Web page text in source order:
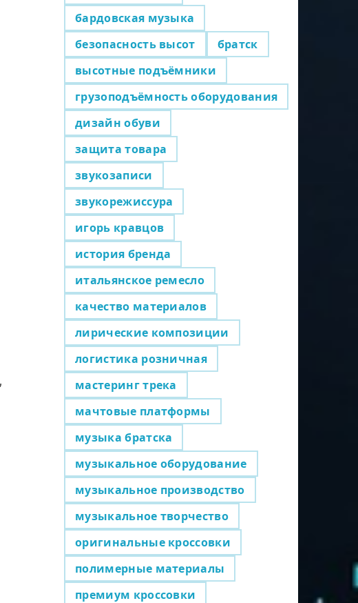
бардовская музыка
безопасность высот
братск
высотные подъёмники
грузоподъёмность оборудования
дизайн обуви
защита товара
звукозаписи
звукорежиссура
игорь кравцов
история бренда
итальянское ремесло
качество материалов
лирические композиции
логистика розничная
мастеринг трека
мачтовые платформы
музыка братска
музыкальное оборудование
музыкальное производство
музыкальное творчество
оригинальные кроссовки
полимерные материалы
премиум кроссовки